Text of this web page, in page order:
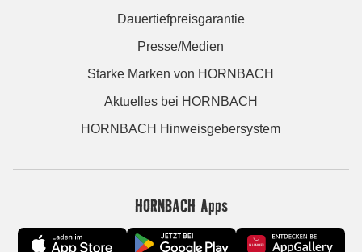
Dauertiefpreisgarantie
Presse/Medien
Starke Marken von HORNBACH
Aktuelles bei HORNBACH
HORNBACH Hinweisgebersystem
HORNBACH Apps